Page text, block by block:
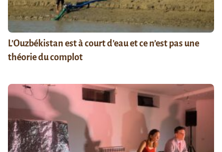
L’Ouzbékistan est à court d’eau et ce n’est pas une
théorie du complot